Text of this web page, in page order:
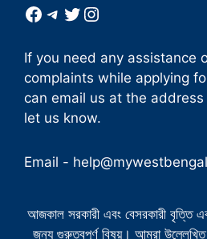
Facebook
Telegram
Twitter
Instagram
If you need any assistance
complaints while applying
can email us at the
let us know.
Email -
আজকাল সরকারী এবং বেসরকারী বৃত্তি
জন্য গুরুত্বপূর্ণ বিষয়। আমরা